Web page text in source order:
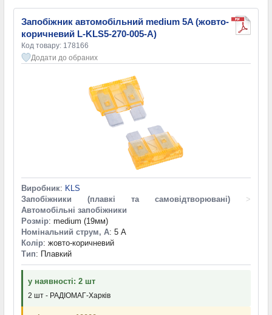
Запобіжник автомобільний medium 5A (жовто-
коричневий L-KLS5-270-005-A)
Код товару: 178166
Додати до обраних
Виробник: KLS
Запобіжники (плавкі та самовідтворювані)
>
Автомобільні запобіжники
Розмір: medium (19мм)
Номінальний струм, А: 5 А
Колір: жовто-коричневий
Тип: Плавкий
у наявності: 2 шт
2 шт - РАДІОМАГ-Харків